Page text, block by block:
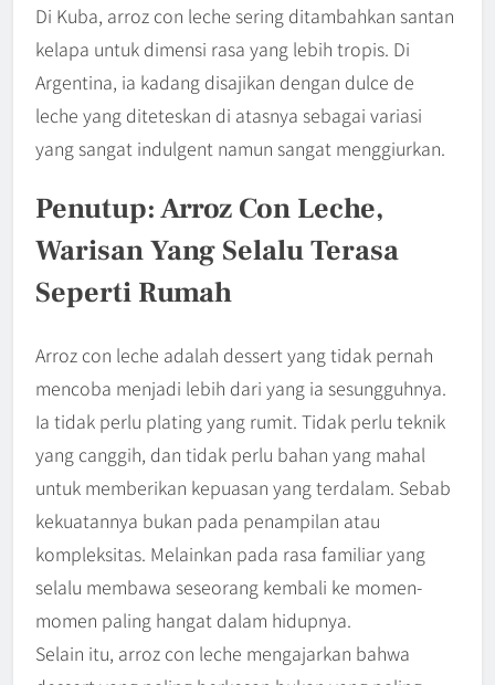
Di Kuba, arroz con leche sering ditambahkan santan
kelapa untuk dimensi rasa yang lebih tropis. Di
Argentina, ia kadang disajikan dengan dulce de
leche yang diteteskan di atasnya sebagai variasi
yang sangat indulgent namun sangat menggiurkan.
Penutup: Arroz Con Leche,
Warisan Yang Selalu Terasa
Seperti Rumah
Arroz con leche adalah dessert yang tidak pernah
mencoba menjadi lebih dari yang ia sesungguhnya.
Ia tidak perlu plating yang rumit. Tidak perlu teknik
yang canggih, dan tidak perlu bahan yang mahal
untuk memberikan kepuasan yang terdalam. Sebab
kekuatannya bukan pada penampilan atau
kompleksitas. Melainkan pada rasa familiar yang
selalu membawa seseorang kembali ke momen-
momen paling hangat dalam hidupnya.
Selain itu, arroz con leche mengajarkan bahwa